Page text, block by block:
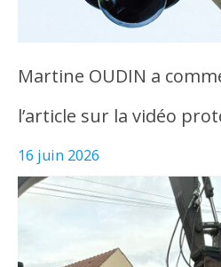
Martine OUDIN a
l’article sur la vidéo
16 juin 2026